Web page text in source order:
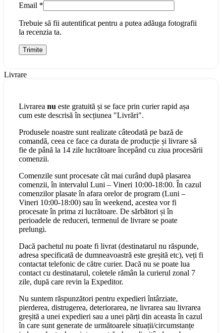
Email *
Trebuie să fii autentificat pentru a putea adăuga fotografii
la recenzia ta.
Livrare
Livrarea nu este gratuită și se face prin curier rapid așa
cum este descrisă în secțiunea "Livrări".
Produsele noastre sunt realizate câteodată pe bază de
comandă, ceea ce face ca durata de producție și livrare să
fie de până la 14 zile lucrătoare începând cu ziua procesării
comenzii.
Comenzile sunt procesate cât mai curând după plasarea
comenzii, în intervalul Luni – Vineri 10:00-18:00. În cazul
comenzilor plasate în afara orelor de program (Luni –
Vineri 10:00-18:00) sau în weekend, acestea vor fi
procesate în prima zi lucrătoare. De sărbători și în
perioadele de reduceri, termenul de livrare se poate
prelungi.
Dacă pachetul nu poate fi livrat (destinatarul nu răspunde,
adresa specificată de dumneavoastră este greșită etc), veți fi
contactat telefonic de către curier. Dacă nu se poate lua
contact cu destinatarul, coletele rămân la curierul zonal 7
zile, după care revin la Expeditor.
Nu suntem răspunzători pentru expedieri întârziate,
pierderea, distrugerea, deteriorarea, ne livrarea sau livrarea
greșită a unei expedieri sau a unei părți din aceasta în cazul
în care sunt generate de următoarele situații/circumstanțe